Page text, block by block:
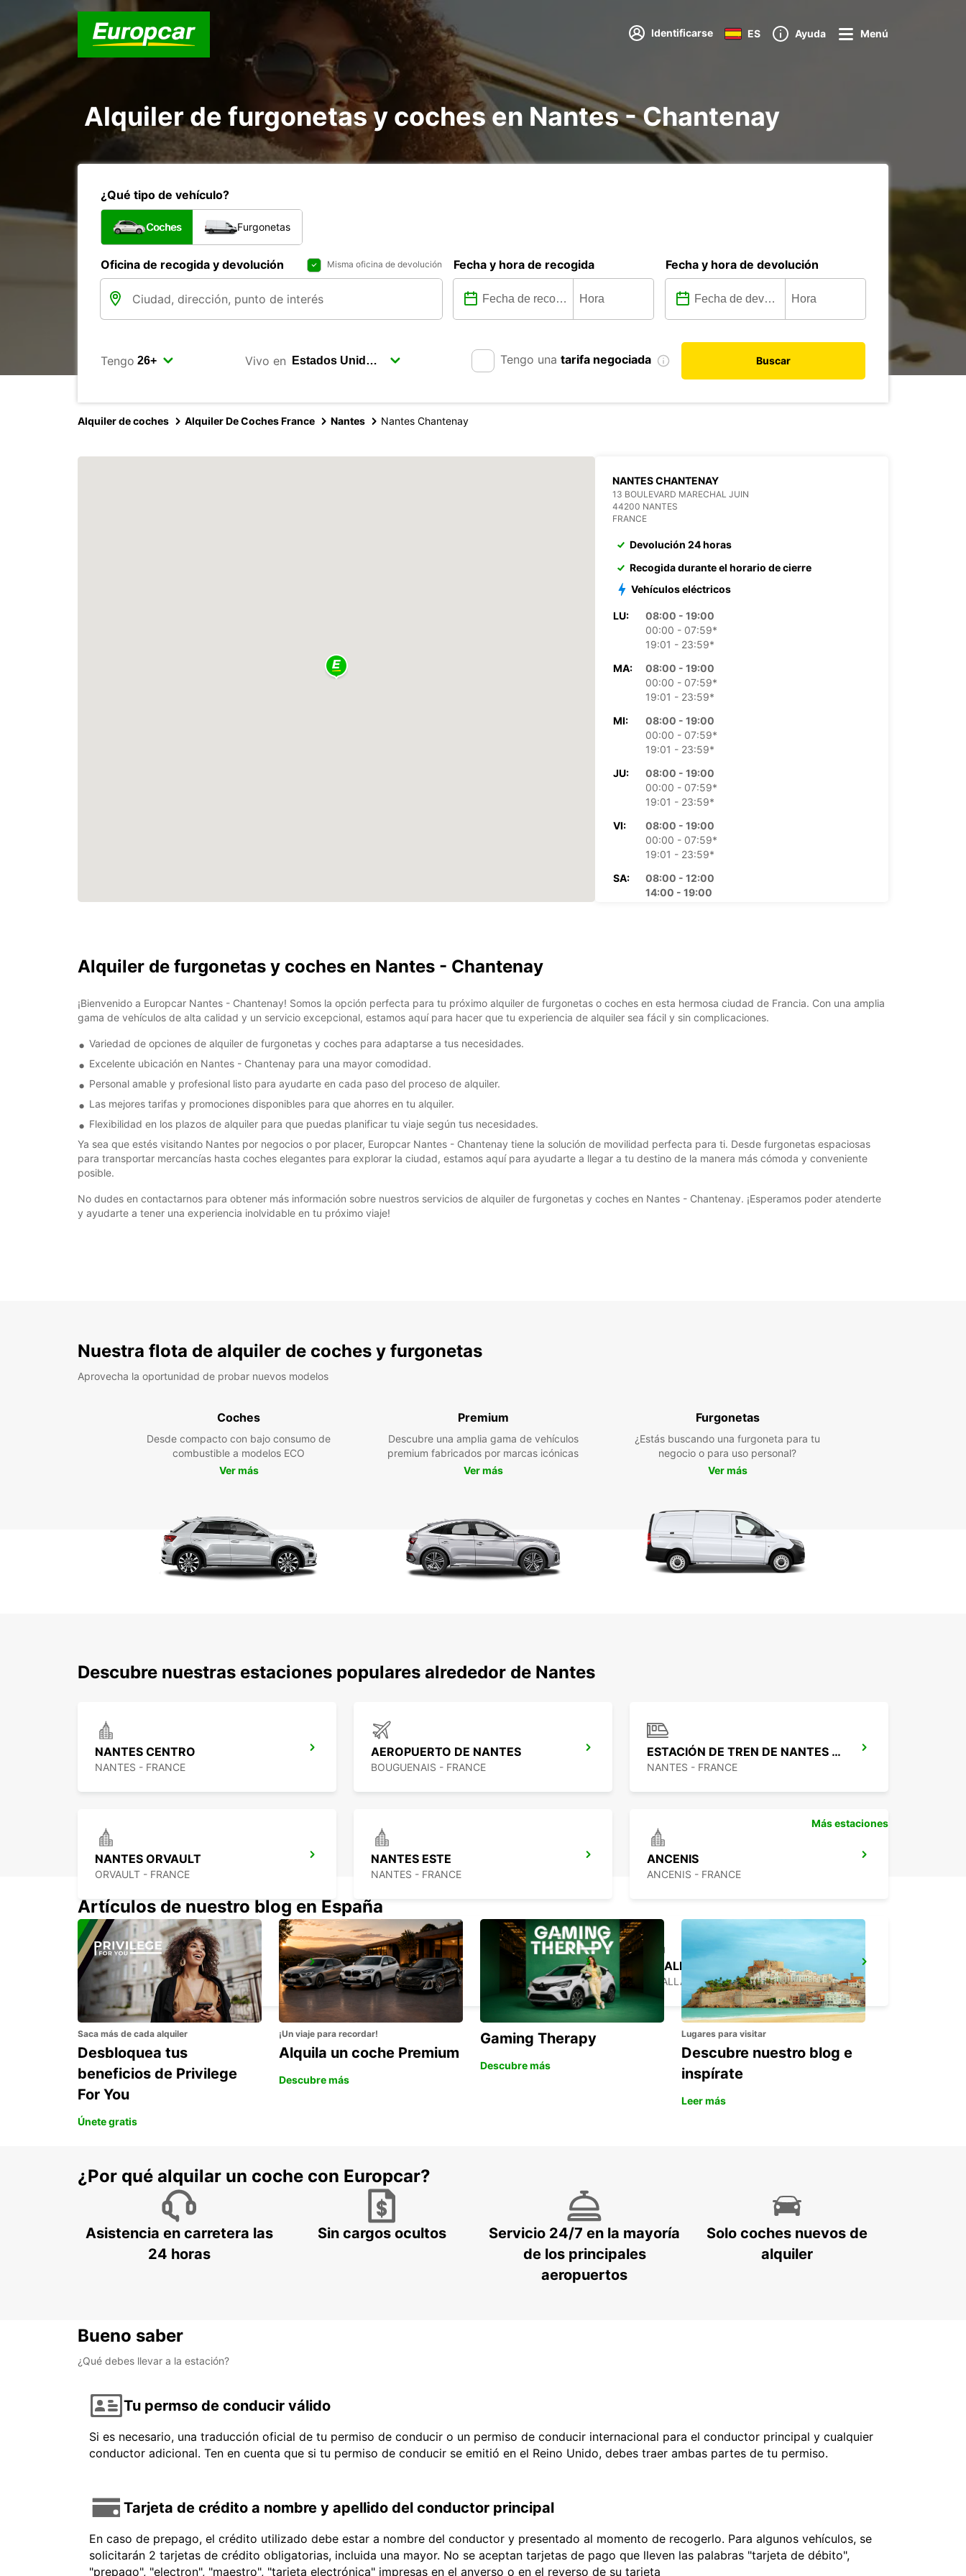
Identificarse ES Ayuda Menú
Alquiler de furgonetas y coches en Nantes - Chantenay
¿Qué tipo de vehículo?
Coches Furgonetas
Oficina de recogida y devolución Misma oficina de devolución Fecha y hora de recogida Fecha y hora de devolución
Tengo Vivo en Tengo una tarifa negociada Buscar
Alquiler de coches Alquiler De Coches France Nantes Nantes Chantenay
NANTES CHANTENAY
13 BOULEVARD MARECHAL JUIN
44200 NANTES
FRANCE
Devolución 24 horas
Recogida durante el horario de cierre
Vehículos eléctricos
LU:
08:00 - 19:00
00:00 - 07:59*
19:01 - 23:59*
MA:
08:00 - 19:00
00:00 - 07:59*
19:01 - 23:59*
MI:
08:00 - 19:00
00:00 - 07:59*
19:01 - 23:59*
JU:
08:00 - 19:00
00:00 - 07:59*
19:01 - 23:59*
VI:
08:00 - 19:00
00:00 - 07:59*
19:01 - 23:59*
SA:
08:00 - 12:00
14:00 - 19:00
*Con cargos extras
Estos horarios de apertura pueden variar debido a los
días festivos.
Alquiler de furgonetas y coches en Nantes - Chantenay
¡Bienvenido a Europcar Nantes - Chantenay! Somos la opción perfecta para tu próximo alquiler de furgonetas o coches en esta hermosa ciudad de Francia. Con una amplia
gama de vehículos de alta calidad y un servicio excepcional, estamos aquí para hacer que tu experiencia de alquiler sea fácil y sin complicaciones.
Variedad de opciones de alquiler de furgonetas y coches para adaptarse a tus necesidades.
Excelente ubicación en Nantes - Chantenay para una mayor comodidad.
Personal amable y profesional listo para ayudarte en cada paso del proceso de alquiler.
Las mejores tarifas y promociones disponibles para que ahorres en tu alquiler.
Flexibilidad en los plazos de alquiler para que puedas planificar tu viaje según tus necesidades.
Ya sea que estés visitando Nantes por negocios o por placer, Europcar Nantes - Chantenay tiene la solución de movilidad perfecta para ti. Desde furgonetas espaciosas
para transportar mercancías hasta coches elegantes para explorar la ciudad, estamos aquí para ayudarte a llegar a tu destino de la manera más cómoda y conveniente
posible.
No dudes en contactarnos para obtener más información sobre nuestros servicios de alquiler de furgonetas y coches en Nantes - Chantenay. ¡Esperamos poder atenderte
y ayudarte a tener una experiencia inolvidable en tu próximo viaje!
Nuestra flota de alquiler de coches y furgonetas
Aprovecha la oportunidad de probar nuevos modelos
Coches
Desde compacto con bajo consumo de
combustible a modelos ECO
Ver más
Premium
Descubre una amplia gama de vehículos
premium fabricados por marcas icónicas
Ver más
Furgonetas
¿Estás buscando una furgoneta para tu
negocio o para uso personal?
Ver más
Descubre nuestras estaciones populares alrededor de Nantes
NANTES CENTRO
NANTES - FRANCE
AEROPUERTO DE NANTES
BOUGUENAIS - FRANCE
ESTACIÓN DE TREN DE NANTES SUR
NANTES - FRANCE
NANTES ORVAULT
ORVAULT - FRANCE
NANTES ESTE
NANTES - FRANCE
ANCENIS
ANCENIS - FRANCE
PORNIC
PORNIC - FRANCE
NOZAY
NOZAY - FRANCE
CHALLANS LA GARNACHE
CHALLANS - FRANCE
Más estaciones
Artículos de nuestro blog en España
Saca más de cada alquiler
Desbloquea tus
beneficios de Privilege
For You
Únete gratis
¡Un viaje para recordar!
Alquila un coche Premium
Descubre más
Gaming Therapy
Descubre más
Lugares para visitar
Descubre nuestro blog e
inspírate
Leer más
¿Por qué alquilar un coche con Europcar?
Asistencia en carretera las
24 horas
Sin cargos ocultos
Servicio 24/7 en la mayoría
de los principales
aeropuertos
Solo coches nuevos de
alquiler
Bueno saber
¿Qué debes llevar a la estación?
Tu permso de conducir válido
Si es necesario, una traducción oficial de tu permiso de conducir o un permiso de conducir internacional para el conductor principal y cualquier
conductor adicional. Ten en cuenta que si tu permiso de conducir se emitió en el Reino Unido, debes traer ambas partes de tu permiso.
Tarjeta de crédito a nombre y apellido del conductor principal
En caso de prepago, el crédito utilizado debe estar a nombre del conductor y presentado al momento de recogerlo. Para algunos vehículos, se
solicitarán 2 tarjetas de crédito obligatorias, incluida una mayor. No se aceptan tarjetas de pago que lleven las palabras "tarjeta de débito",
"prepago", "electron", "maestro", "tarjeta electrónica" impresas en el anverso o en el reverso de su tarjeta